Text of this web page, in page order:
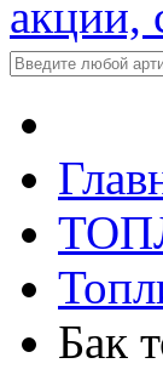
акции,
Бак